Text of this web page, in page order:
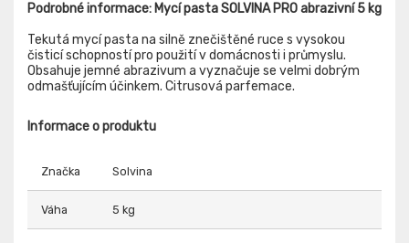
Podrobné informace: Mycí pasta SOLVINA PRO abrazivní 5 kg
Tekutá mycí pasta na silně znečištěné ruce s vysokou
čisticí schopností pro použití v domácnosti i průmyslu.
Obsahuje jemné abrazivum a vyznačuje se velmi dobrým
odmašťujícím účinkem. Citrusová parfemace.
Informace o produktu
Značka Solvina
Váha 5 kg